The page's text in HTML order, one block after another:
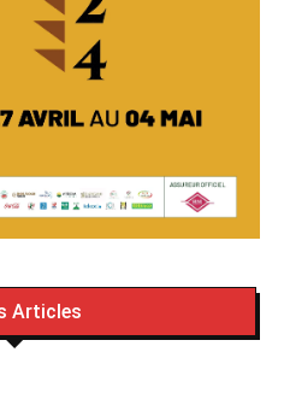
Articles